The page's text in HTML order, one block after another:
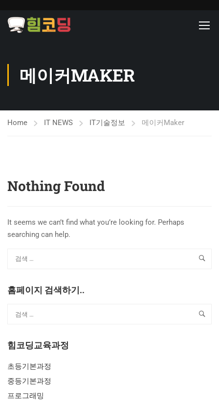
메이커MAKER
Home IT NEWS IT기술정보 메이커Maker
Nothing Found
It seems we can’t find what you’re looking for. Perhaps
searching can help.
홈페이지 검색하기..
힘코딩교육과정
초등기본과정
중등기본과정
프로그래밍